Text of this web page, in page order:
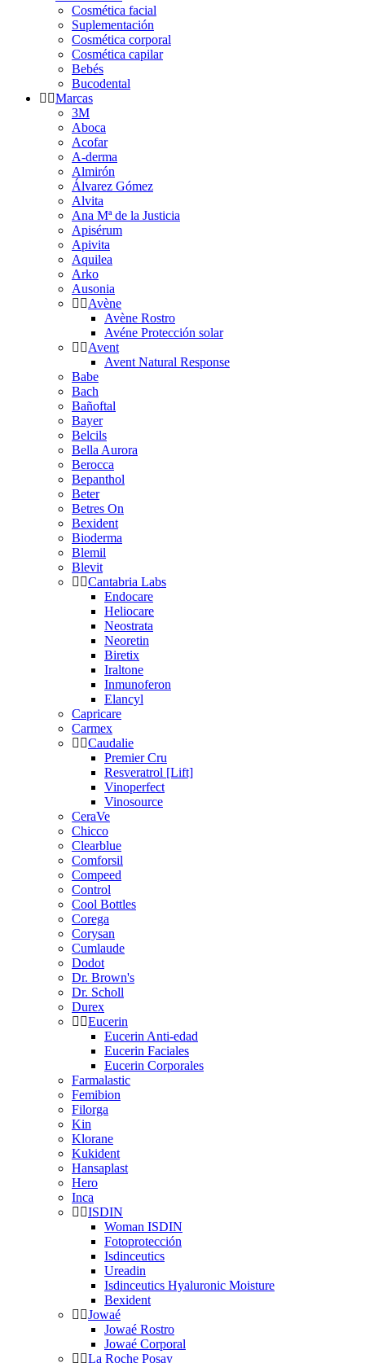
Cosmética facial
Suplementación
Cosmética corporal
Cosmética capilar
Bebés
Bucodental
Marcas
3M
Aboca
Acofar
A-derma
Almirón
Álvarez Gómez
Alvita
Ana Mª de la Justicia
Apisérum
Apivita
Aquilea
Arko
Ausonia
Avène
Avène Rostro
Avéne Protección solar
Avent
Avent Natural Response
Babe
Bach
Bañoftal
Bayer
Belcils
Bella Aurora
Berocca
Bepanthol
Beter
Betres On
Bexident
Bioderma
Blemil
Blevit
Cantabria Labs
Endocare
Heliocare
Neostrata
Neoretin
Biretix
Iraltone
Inmunoferon
Elancyl
Capricare
Carmex
Caudalie
Premier Cru
Resveratrol [Lift]
Vinoperfect
Vinosource
CeraVe
Chicco
Clearblue
Comforsil
Compeed
Control
Cool Bottles
Corega
Corysan
Cumlaude
Dodot
Dr. Brown's
Dr. Scholl
Durex
Eucerin
Eucerin Anti-edad
Eucerin Faciales
Eucerin Corporales
Farmalastic
Femibion
Filorga
Kin
Klorane
Kukident
Hansaplast
Hero
Inca
ISDIN
Woman ISDIN
Fotoprotección
Isdinceutics
Ureadin
Isdinceutics Hyaluronic Moisture
Bexident
Jowaé
Jowaé Rostro
Jowaé Corporal
La Roche Posay